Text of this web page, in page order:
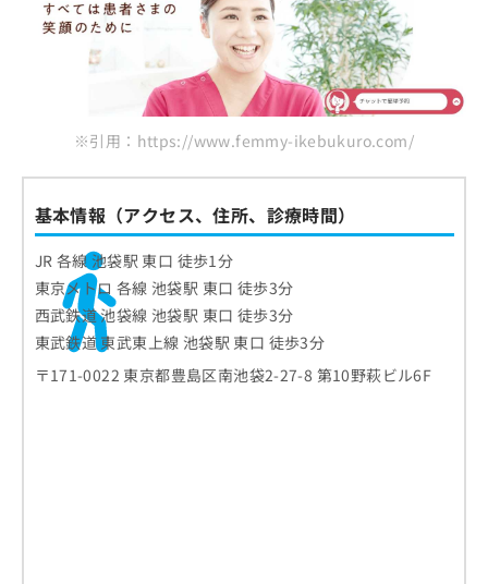
※引用：https://www.femmy-ikebukuro.com/
基本情報（アクセス、住所、診療時間）
JR 各線 池袋駅 東口 徒歩1分
東京メトロ 各線 池袋駅 東口 徒歩3分
西武鉄道 池袋線 池袋駅 東口 徒歩3分
東武鉄道 東武東上線 池袋駅 東口 徒歩3分
〒171-0022 東京都豊島区南池袋2-27-8 第10野萩ビル6F